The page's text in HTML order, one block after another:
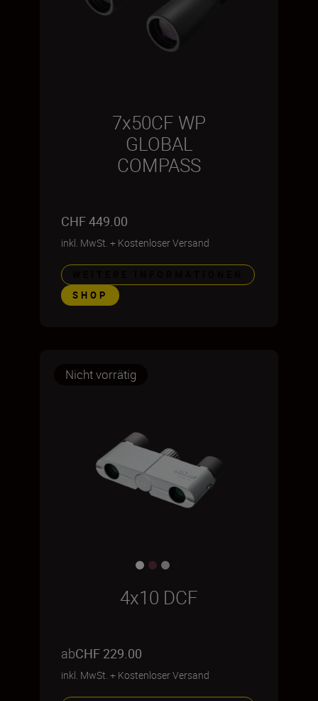
7x50CF WP
GLOBAL
COMPASS
CHF 449.00
inkl. MwSt. + Kostenloser Versand
SHOP
Nicht vorrätig
4x10 DCF
abCHF 229.00
inkl. MwSt. + Kostenloser Versand